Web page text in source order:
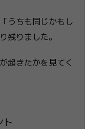
うちも同じかもし
残りました。
起きたかを見てく
ト